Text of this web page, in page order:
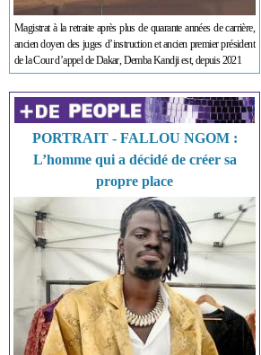
Magistrat à la retraite après plus de quarante années de carrière,
ancien doyen des juges d’instruction et ancien premier président
de la Cour d’appel de Dakar, Demba Kandji est, depuis 2021
PORTRAIT - FALLOU NGOM :
L’homme qui a décidé de créer sa
propre place